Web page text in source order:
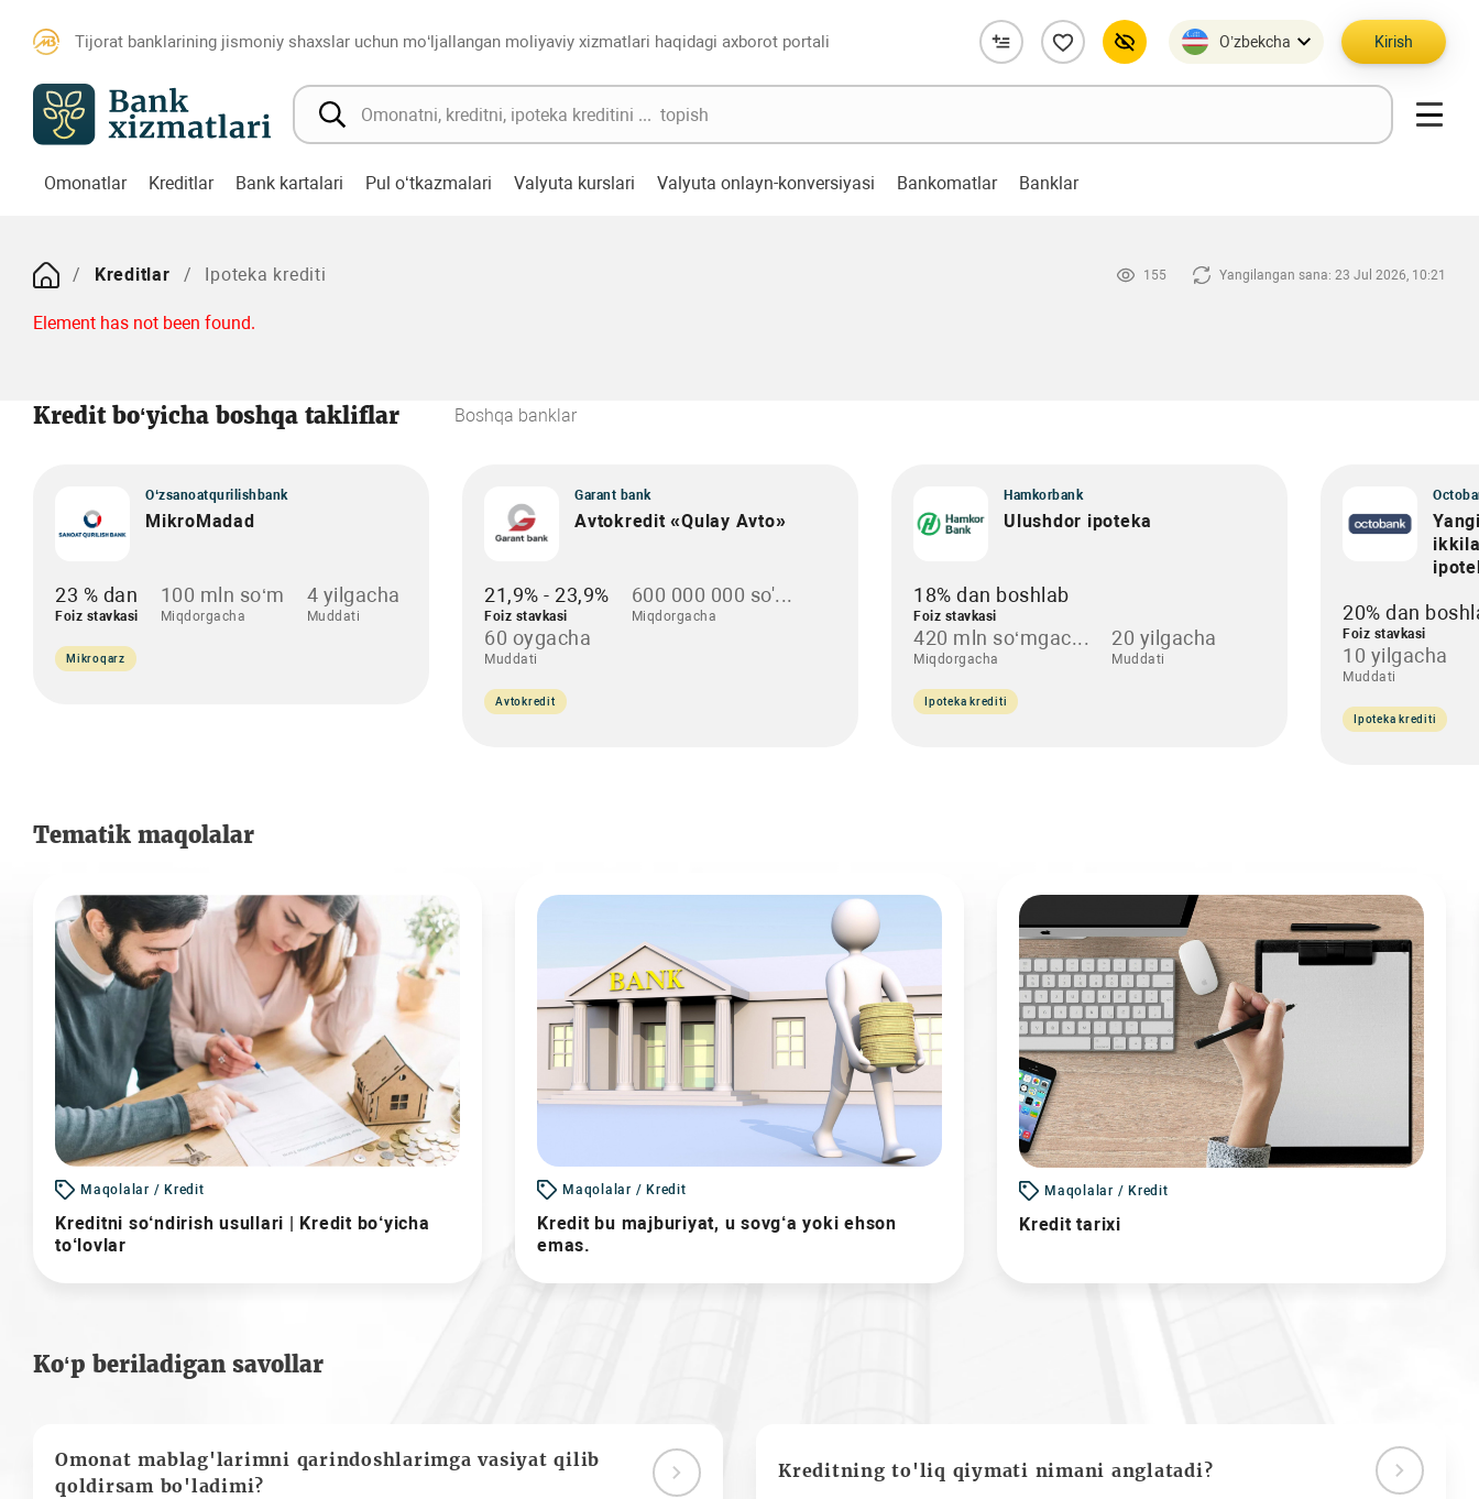
Tijorat banklarining jismoniy shaxslar uchun mo‘ljallangan moliyaviy xizmatlari haqidagi axborot portali O’zbekcha Kirish
Omonatlar Kreditlar Bank kartalari Pul o‘tkazmalari Valyuta kurslari Valyuta onlayn-konversiyasi Bankomatlar Banklar
Kreditlar Ipoteka krediti 155 Yangilangan sana: 23 Jul 2026, 10:21
Element has not been found.
Kredit bo‘yicha boshqa takliflar Boshqa banklar
O‘zsanoatqurilishbank
MikroMadad
23 % dan
Foiz stavkasi
100 mln so‘m
Miqdorgacha
4 yilgacha
Muddati
Mikroqarz
Garant bank
Avtokredit «Qulay Avto»
21,9% - 23,9%
Foiz stavkasi
600 000 000 so'...
Miqdorgacha
60 oygacha
Muddati
Avtokredit
Hamkorbank
Ulushdor ipoteka
18% dan boshlab
Foiz stavkasi
420 mln so‘mgac...
Miqdorgacha
20 yilgacha
Muddati
Ipoteka krediti
20% dan
Foiz stavkasi
10 yilgacha
Muddati
Ipoteka krediti
Tematik maqolalar
Maqolalar / Kredit
Kreditni so‘ndirish usullari | Kredit bo‘yicha
to‘lovlar
Maqolalar / Kredit
Kredit bu majburiyat, u sovg‘a yoki ehson
emas.
Maqolalar / Kredit
Kredit tarixi
Ko‘p beriladigan savollar
Omonat mablag'larimni qarindoshlarimga vasiyat qilib
qoldirsam bo'ladimi?
Kreditning to'liq qiymati nimani anglatadi?